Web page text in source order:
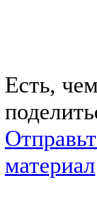
Есть,
материал